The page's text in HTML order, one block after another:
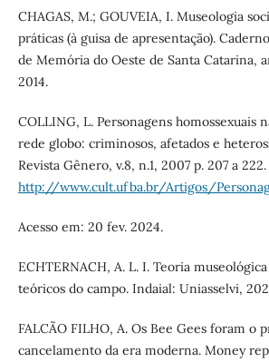
CHAGAS, M.; GOUVEIA, I. Museologia
práticas (à guisa de apresentação).
de Memória do Oeste de Santa Catarina,
2014.
COLLING, L. Personagens homossexuais
rede globo: criminosos, afetados e
Revista Gênero, v.8, n.1, 2007 p. 207 a
http://www.cult.ufba.br/Artigos/
Acesso em: 20 fev. 2024.
ECHTERNACH, A. L. I. Teoria
teóricos do campo. Indaial: Uniasselvi,
FALCÃO FILHO, A. Os Bee Gees foram o
cancelamento da era moderna. Money